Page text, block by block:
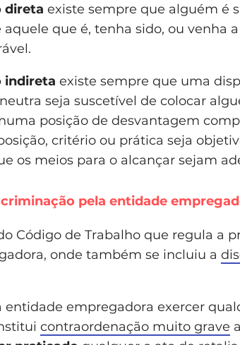
direta existe sempre que alguém é
que é, tenha sido, ou venha
indireta existe sempre que uma
seja suscetível de colocar
posição de desvantagem
critério ou prática seja
os meios para o alcançar sejam
pela entidade
Código de Trabalho que regula a
onde também se incluiu a
entidade empregadora exercer
contraordenação muito grave